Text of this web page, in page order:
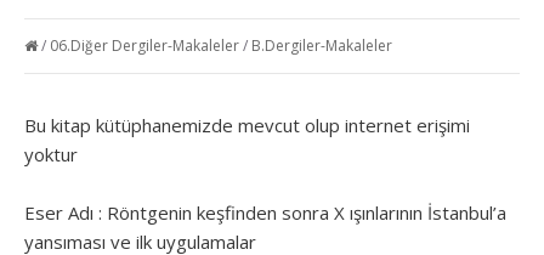
/ 06.Diğer Dergiler-Makaleler/ B.Dergiler-Makaleler
Bu kitap kütüphanemizde mevcut olup internet erişimi
yoktur
Eser Adı : Röntgenin keşfinden sonra X ışınlarının İstanbul’a
yansıması ve ilk uygulamalar